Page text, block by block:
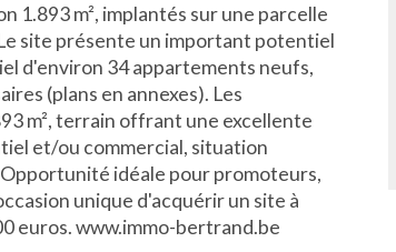
m², implantés sur une parcelle
site présente un important potentiel
d'environ 34 appartements neufs,
(plans en annexes). Les
m², terrain offrant une excellente
et/ou commercial, situation
idéale pour promoteurs,
unique d'acquérir un site à
euros. www.immo-bertrand.be